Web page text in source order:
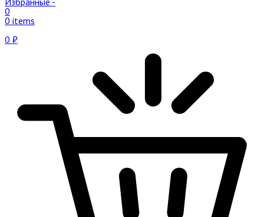
0
0 items
0 ₽